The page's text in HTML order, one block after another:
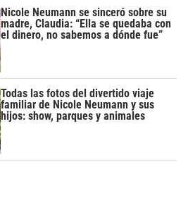
Nicole Neumann se sinceró sobre su
madre, Claudia: “Ella se quedaba con
el dinero, no sabemos a dónde fue”
Todas las fotos del divertido viaje
familiar de Nicole Neumann y sus
hijos: show, parques y animales